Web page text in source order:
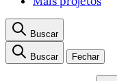
Buscar
Buscar Fechar